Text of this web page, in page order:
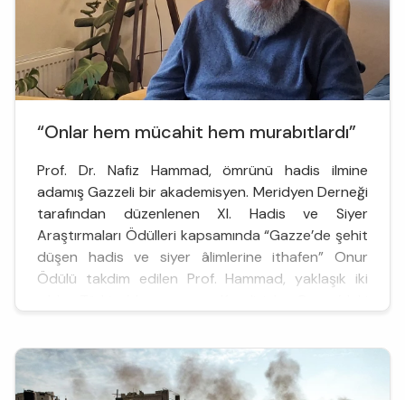
“Onlar hem mücahit hem murabıtlardı”
Prof. Dr. Nafiz Hammad, ömrünü hadis ilmine
adamış Gazzeli bir akademisyen. Meridyen Derneği
tarafından düzenlenen XI. Hadis ve Siyer
Araştırmaları Ödülleri kapsamında “Gazze’de şehit
düşen hadis ve siyer âlimlerine ithafen” Onur
Ödülü takdim edilen Prof. Hammad, yaklaşık iki
öğrencilerini, 7 Ekim son...